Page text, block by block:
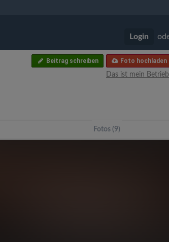
Login
Foto hochladen
Beitrag schreiben
Das ist mein Betrieb
Fotos (9)